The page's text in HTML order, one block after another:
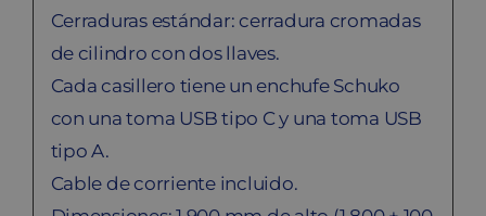
Cerraduras estándar: cerradura cromadas
de cilindro con dos llaves.
Cada casillero tiene un enchufe Schuko
con una toma USB tipo C y una toma USB
tipo A.
Cable de corriente incluido.